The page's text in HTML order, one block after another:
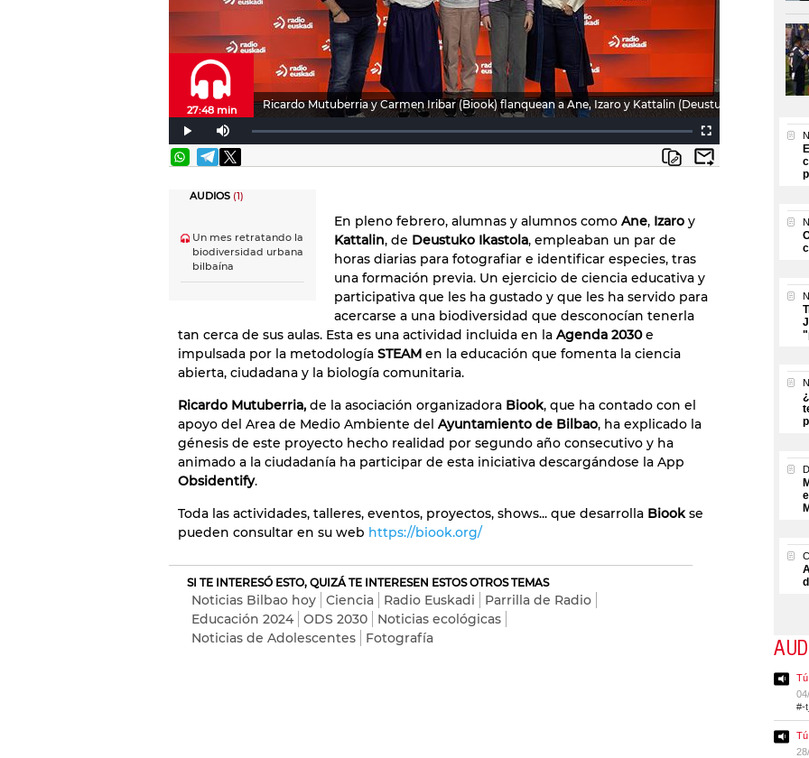
Ricardo Mutuberria y Carmen Iribar (Biook) flanquean a Ane, Izaro y Kattalin (Deustuko Ikastola)
27:48 min
AUDIOS (1)
Un mes retratando la
biodiversidad urbana
bilbaína
En pleno febrero, alumnas y alumnos como Ane, Izaro y
Kattalin, de Deustuko Ikastola, empleaban un par de
horas diarias para fotografiar e identificar especies, tras
una formación previa. Un ejercicio de ciencia educativa y
participativa que les ha gustado y que les ha servido para
acercarse a una biodiversidad que desconocían tenerla
tan cerca de sus aulas. Esta es una actividad incluida en la Agenda 2030e
impulsada por la metodología STEAM en la educación que fomenta la ciencia
abierta, ciudadana y la biología comunitaria.
Ricardo Mutuberria, de la asociación organizadora Biook, que ha contado con el
apoyo del Area de Medio Ambiente del Ayuntamiento de Bilbao, ha explicado la
génesis de este proyecto hecho realidad por segundo año consecutivo y ha
animado a la ciudadanía ha participar de esta iniciativa descargándose la App
Obsidentify.
Toda las actividades, talleres, eventos, proyectos, shows... que desarrolla Biookse
pueden consultar en su web https://biook.org/
SI TE INTERESÓ ESTO, QUIZÁ TE INTERESEN ESTOS OTROS TEMAS
Noticias Bilbao hoy Ciencia Radio Euskadi
Parrilla de Radio
Educación 2024
ODS 2030
Noticias ecológicas
Noticias de Adolescentes
Fotografía
#-